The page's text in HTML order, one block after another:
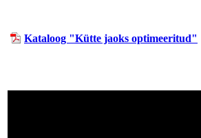
Kataloog "Kütte jaoks optimeeritud"